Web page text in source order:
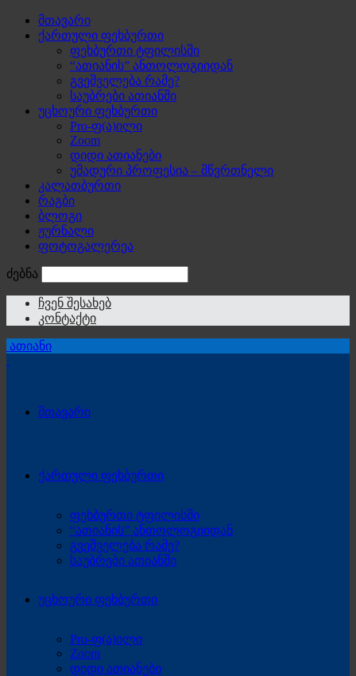
მთავარი
ქართული ფეხბურთი
ფეხბურთი ტფილისში
“ათიანის” ანთოლოგიიდან
გვეშველება რამე?
საუბრები ათიანში
უცხოური ფეხბურთი
Pro-ფ(ა)ილი
Zoom
დიდი ათიანები
უმადური პროფესია – მწვრთნელი
კალათბურთი
რაგბი
ბლოგი
ჟურნალი
ფოტოგალერეა
ძებნა
ჩვენ შესახებ
კონტაქტი
ათიანი
მთავარი
ქართული ფეხბურთი
ფეხბურთი ტფილისში
“ათიანის” ანთოლოგიიდან
გვეშველება რამე?
საუბრები ათიანში
უცხოური ფეხბურთი
Pro-ფ(ა)ილი
Zoom
დიდი ათიანები